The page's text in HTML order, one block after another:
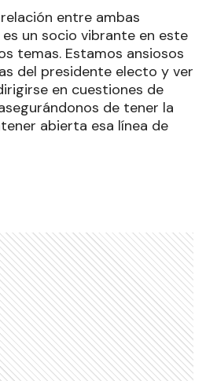
entre ambas
un socio vibrante en este
temas. Estamos ansiosos
del presidente electo y ver
en cuestiones de
de tener la
abierta esa línea de